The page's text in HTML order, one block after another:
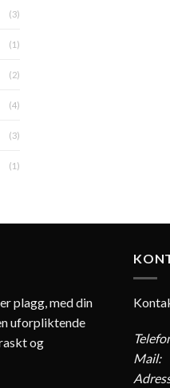
(3)
(1)
(2)
(4)
(3)
(1)
plagg, med din
uforpliktende
og
Mail: